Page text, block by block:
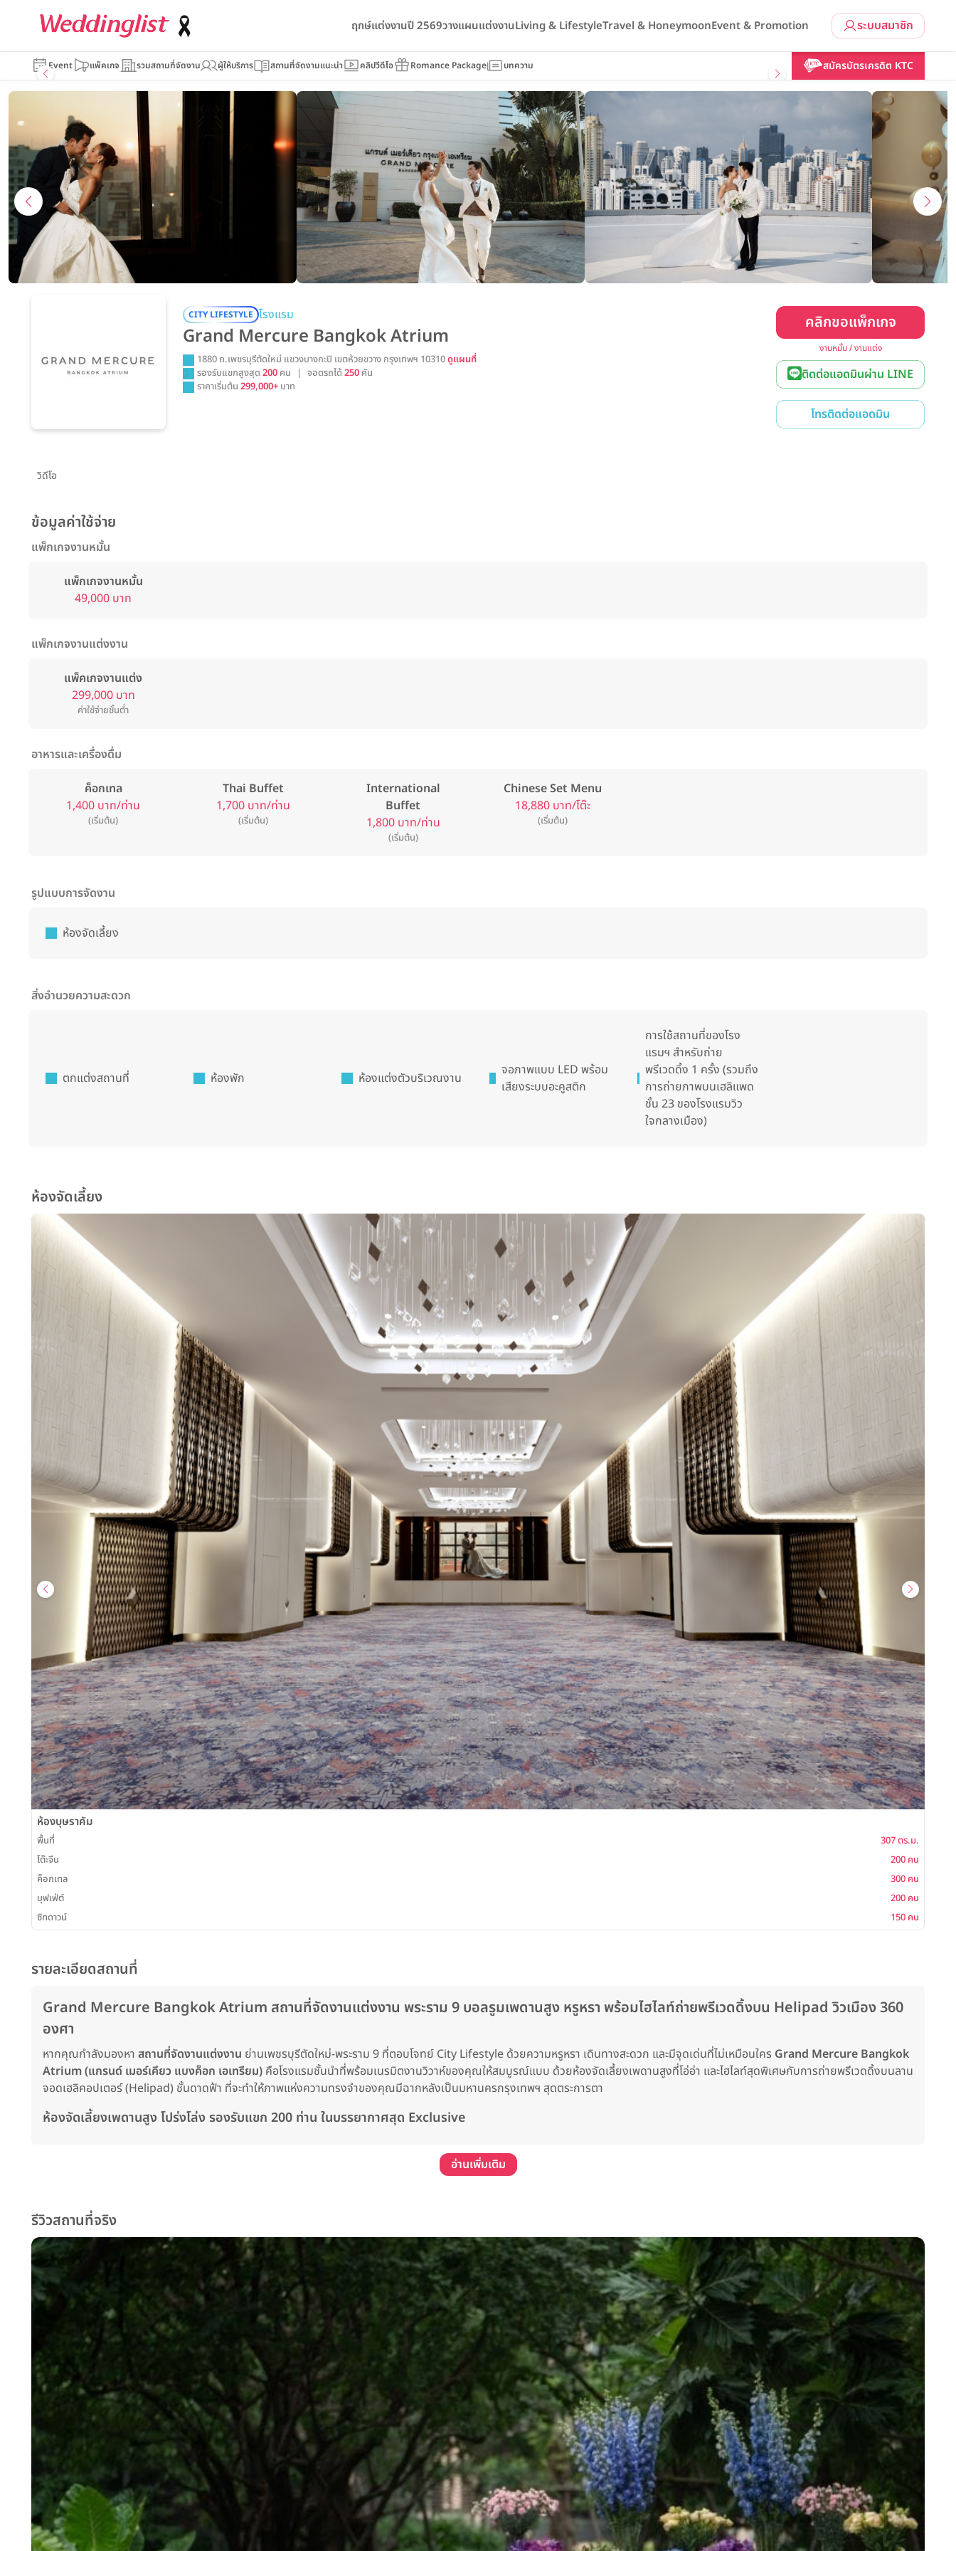
ระบบสมาชิก
ฤกษ์แต่งงานปี 2569วางแผนแต่งงานLiving & LifestyleTravel & HoneymoonEvent & Promotion
Event แพ็คเกจ รวมสถานที่จัดงาน ผู้ให้บริการ สถานที่จัดงานแนะนำ คลิปวีดีโอ Romance Package บทความ สมัครบัตรเครดิต KTC
Grand Mercure Bangkok Atrium คลิกขอแพ็กเกจ
CITY LIFESTYLE โรงแรม
Grand Mercure Bangkok Atrium
1880 ถ.เพชรบุรีตัดใหม่ แขวงบางกะปิ เขตห้วยขวาง กรุงเทพฯ 10310ดูแผนที่
รองรับแขกสูงสุด200 คน | จอดรถได้250 คัน
ราคาเริ่มต้น299,000+ บาท
คลิกขอแพ็กเกจ
งานหมั้น / งานแต่ง
ติดต่อแอดมินผ่าน LINE
โทรติดต่อแอดมิน
วิดีโอ
ข้อมูลค่าใช้จ่าย
แพ็กเกจงานหมั้น
แพ็กเกจงานหมั้น
49,000 บาท
แพ็กเกจงานแต่งงาน
แพ็คเกจงานแต่ง
299,000 บาท
ค่าใช้จ่ายขั้นต่ำ
อาหารและเครื่องดื่ม
ค็อกเทล
1,400 บาท/ท่าน
(เริ่มต้น)
Thai Buffet
1,700 บาท/ท่าน
(เริ่มต้น)
International
Buffet
1,800 บาท/ท่าน
(เริ่มต้น)
Chinese Set Menu
18,880 บาท/โต๊ะ
(เริ่มต้น)
รูปแบบการจัดงาน
ห้องจัดเลี้ยง
สิ่งอำนวยความสะดวก
ตกแต่งสถานที่ ห้องพัก ห้องแต่งตัวบริเวณงาน
จอภาพแบบ LED พร้อม
เสียงระบบอะคูสติก
การใช้สถานที่ของโรง
แรมฯ สำหรับถ่าย
พรีเวดดิ้ง 1 ครั้ง (รวมถึง
การถ่ายภาพบนเฮลิแพด
ชั้น 23 ของโรงแรมวิว
ใจกลางเมือง)
ห้องจัดเลี้ยง
ห้องบุษราคัม
พื้นที่
307 ตร.ม.
โต๊ะจีน
200 คน
ค็อกเทล
300 คน
บุฟเฟ่ต์
200 คน
ซิทดาวน์
150 คน
รายละเอียดสถานที่
Grand Mercure Bangkok Atrium สถานที่จัดงานแต่งงาน พระราม 9 บอลรูมเพดานสูง หรูหรา พร้อมไฮไลท์ถ่ายพรีเวดดิ้งบน Helipad วิวเมือง 360
องศา
หากคุณกำลังมองหา สถานที่จัดงานแต่งงาน ย่านเพชรบุรีตัดใหม่-พระราม 9 ที่ตอบโจทย์ City Lifestyle ด้วยความหรูหรา เดินทางสะดวก และมีจุดเด่นที่ไม่เหมือนใคร Grand Mercure Bangkok
Atrium (แกรนด์ เมอร์เคียว แบงค็อก เอเทรียม) คือโรงแรมชั้นนำที่พร้อมเนรมิตงานวิวาห์ของคุณให้สมบูรณ์แบบ ด้วยห้องจัดเลี้ยงเพดานสูงที่โอ่อ่า และไฮไลท์สุดพิเศษกับการถ่ายพรีเวดดิ้งบนลาน
จอดเฮลิคอปเตอร์ (Helipad) ชั้นดาดฟ้า ที่จะทำให้ภาพแห่งความทรงจำของคุณมีฉากหลังเป็นมหานครกรุงเทพฯ สุดตระการตา
ห้องจัดเลี้ยงเพดานสูง โปร่งโล่ง รองรับแขก 200 ท่าน ในบรรยากาศสุด Exclusive
อ่านเพิ่มเติม
รีวิวสถานที่จริง